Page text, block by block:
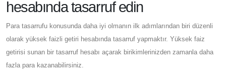
hesabında tasarruf edin
Para tasarrufu konusunda daha iyi olmanın ilk adımlarından biri düzenli
olarak yüksek faizli getiri hesabında tasarruf yapmaktır. Yüksek faiz
getirisi sunan bir tasarruf hesabı açarak birikimlerinizden zamanla daha
fazla para kazanabilirsiniz.